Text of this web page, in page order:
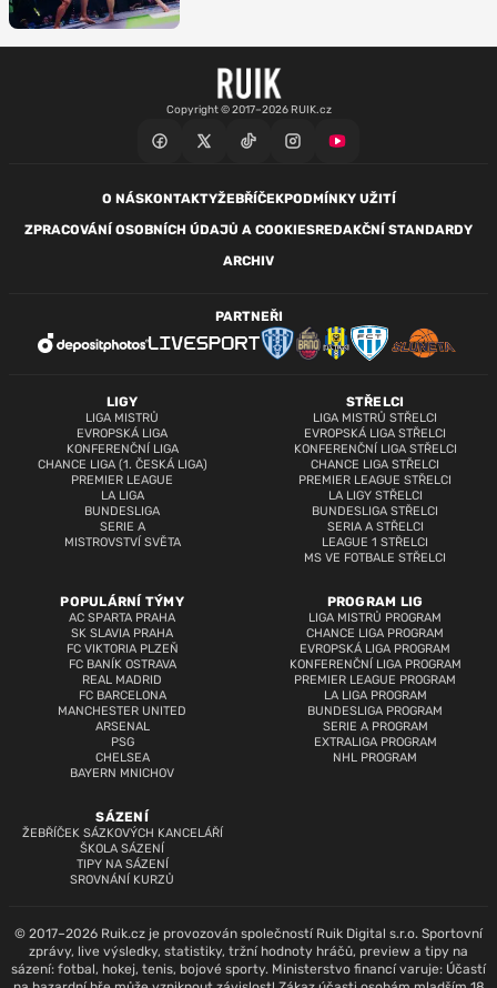
Copyright © 2017–2026 RUIK.cz
O NÁSKONTAKTYŽEBŘÍČEKPODMÍNKY UŽITÍ
ZPRACOVÁNÍ OSOBNÍCH ÚDAJŮ A COOKIESREDAKČNÍ STANDARDY
ARCHIV
LIGY
LIGA MISTRŮ
EVROPSKÁ LIGA
KONFERENČNÍ LIGA
CHANCE LIGA (1. ČESKÁ LIGA)
PREMIER LEAGUE
LA LIGA
BUNDESLIGA
SERIE A
MISTROVSTVÍ SVĚTA
STŘELCI
LIGA MISTRŮ STŘELCI
EVROPSKÁ LIGA STŘELCI
KONFERENČNÍ LIGA STŘELCI
CHANCE LIGA STŘELCI
PREMIER LEAGUE STŘELCI
LA LIGY STŘELCI
BUNDESLIGA STŘELCI
SERIA A STŘELCI
LEAGUE 1 STŘELCI
MS VE FOTBALE STŘELCI
POPULÁRNÍ TÝMY
AC SPARTA PRAHA
SK SLAVIA PRAHA
FC VIKTORIA PLZEŇ
FC BANÍK OSTRAVA
REAL MADRID
FC BARCELONA
MANCHESTER UNITED
ARSENAL
PSG
CHELSEA
BAYERN MNICHOV
PROGRAM LIG
LIGA MISTRŮ PROGRAM
CHANCE LIGA PROGRAM
EVROPSKÁ LIGA PROGRAM
KONFERENČNÍ LIGA PROGRAM
PREMIER LEAGUE PROGRAM
LA LIGA PROGRAM
BUNDESLIGA PROGRAM
SERIE A PROGRAM
EXTRALIGA PROGRAM
NHL PROGRAM
SÁZENÍ
ŽEBŘÍČEK SÁZKOVÝCH KANCELÁŘÍ
ŠKOLA SÁZENÍ
TIPY NA SÁZENÍ
SROVNÁNÍ KURZŮ
PARTNEŘI
© 2017–2026 Ruik.cz je provozován společností Ruik Digital s.r.o. Sportovní
zprávy, live výsledky, statistiky, tržní hodnoty hráčů, preview a tipy na
sázení: fotbal, hokej, tenis, bojové sporty. Ministerstvo financí varuje: Účastí